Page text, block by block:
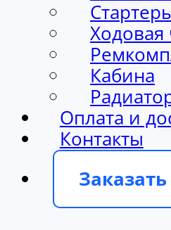
Ходовая
Кабина
Оплата и
Контакты